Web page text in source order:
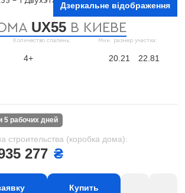
Дзеркальне відображення
UX55 В КИЕВЕ
Количество спалень:
4+
Мин. размер участка:
20.21 22.81
5 рабочих дней
строительства (коробка дома):
277 ₴
Купить